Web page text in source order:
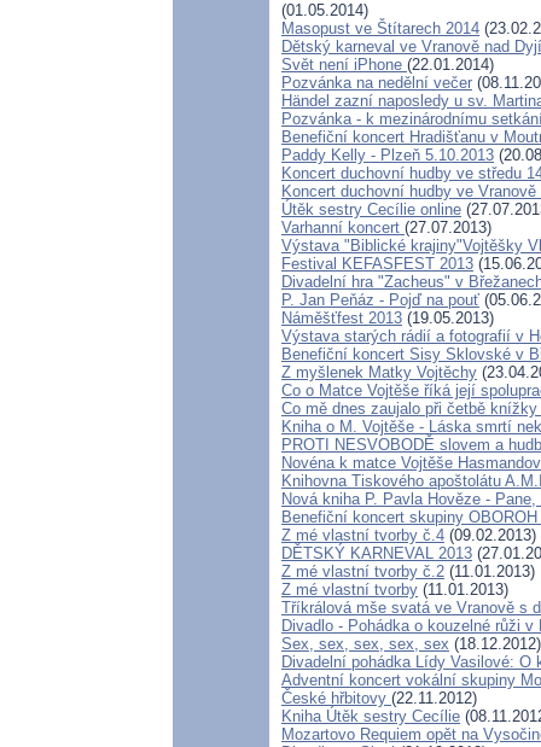
(01.05.2014)
Masopust ve Štítarech 2014
Dětský karneval ve Vranově nad Dyjí
Svět není iPhone (22.01.2014)
Pozvánka na nedělní večer
Händel zazní naposledy u sv.
Pozvánka - k mezinárodnímu
Benefiční koncert Hradišťanu v
Paddy Kelly - Plzeň 5.10.2013
Koncert duchovní hudby ve středu
Koncert duchovní hudby ve
Útěk sestry Cecílie online
Varhanní koncert (27.07.2013)
Výstava "Biblické krajiny"Vojtěšky
Festival KEFASFEST 2013
Divadelní hra "Zacheus" v
P. Jan Peňáz - Pojď na pouť
Náměšťfest 2013 (19.05.2013)
Výstava starých rádií a fotografií v
Benefiční koncert Sisy Sklovské v
Z myšlenek Matky Vojtěchy
Co o Matce Vojtěše říká její
Co mě dnes zaujalo při četbě
Kniha o M. Vojtěše - Láska smrtí
PROTI NESVOBODĚ slovem a
Novéna k matce Vojtěše
Knihovna Tiskového apoštolátu
Nová kniha P. Pavla Hověze -
Benefiční koncert skupiny
Z mé vlastní tvorby č.4 (09.02.2013)
DĚTSKÝ KARNEVAL 2013
Z mé vlastní tvorby č.2 (11.01.2013)
Z mé vlastní tvorby (11.01.2013)
Tříkrálová mše svatá ve Vranově s
Divadlo - Pohádka o kouzelné růži
Sex, sex, sex, sex, sex (18.12.2012)
Divadelní pohádka Lídy Vasilové: O
Adventní koncert vokální skupiny
České hřbitovy (22.11.2012)
Kniha Útěk sestry Cecílie
Mozartovo Requiem opět na